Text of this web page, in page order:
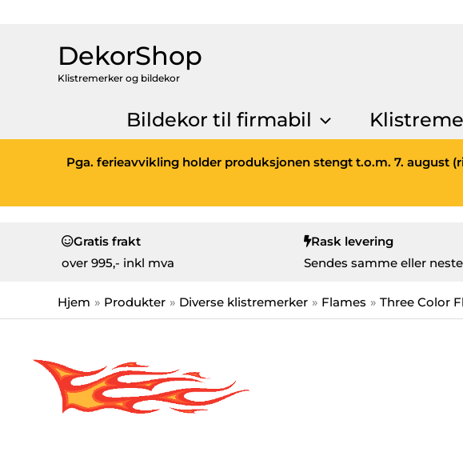
DekorShop
Klistremerker og bildekor
Bildekor til firmabil
Pga. ferieavvikling holder produksjonen stengt t.o.m. 7. august
Gratis frakt
over 995,- inkl mva
Rask levering
Sendes samme eller
Hjem Produkter Diverse klistremerker Flames Three Color